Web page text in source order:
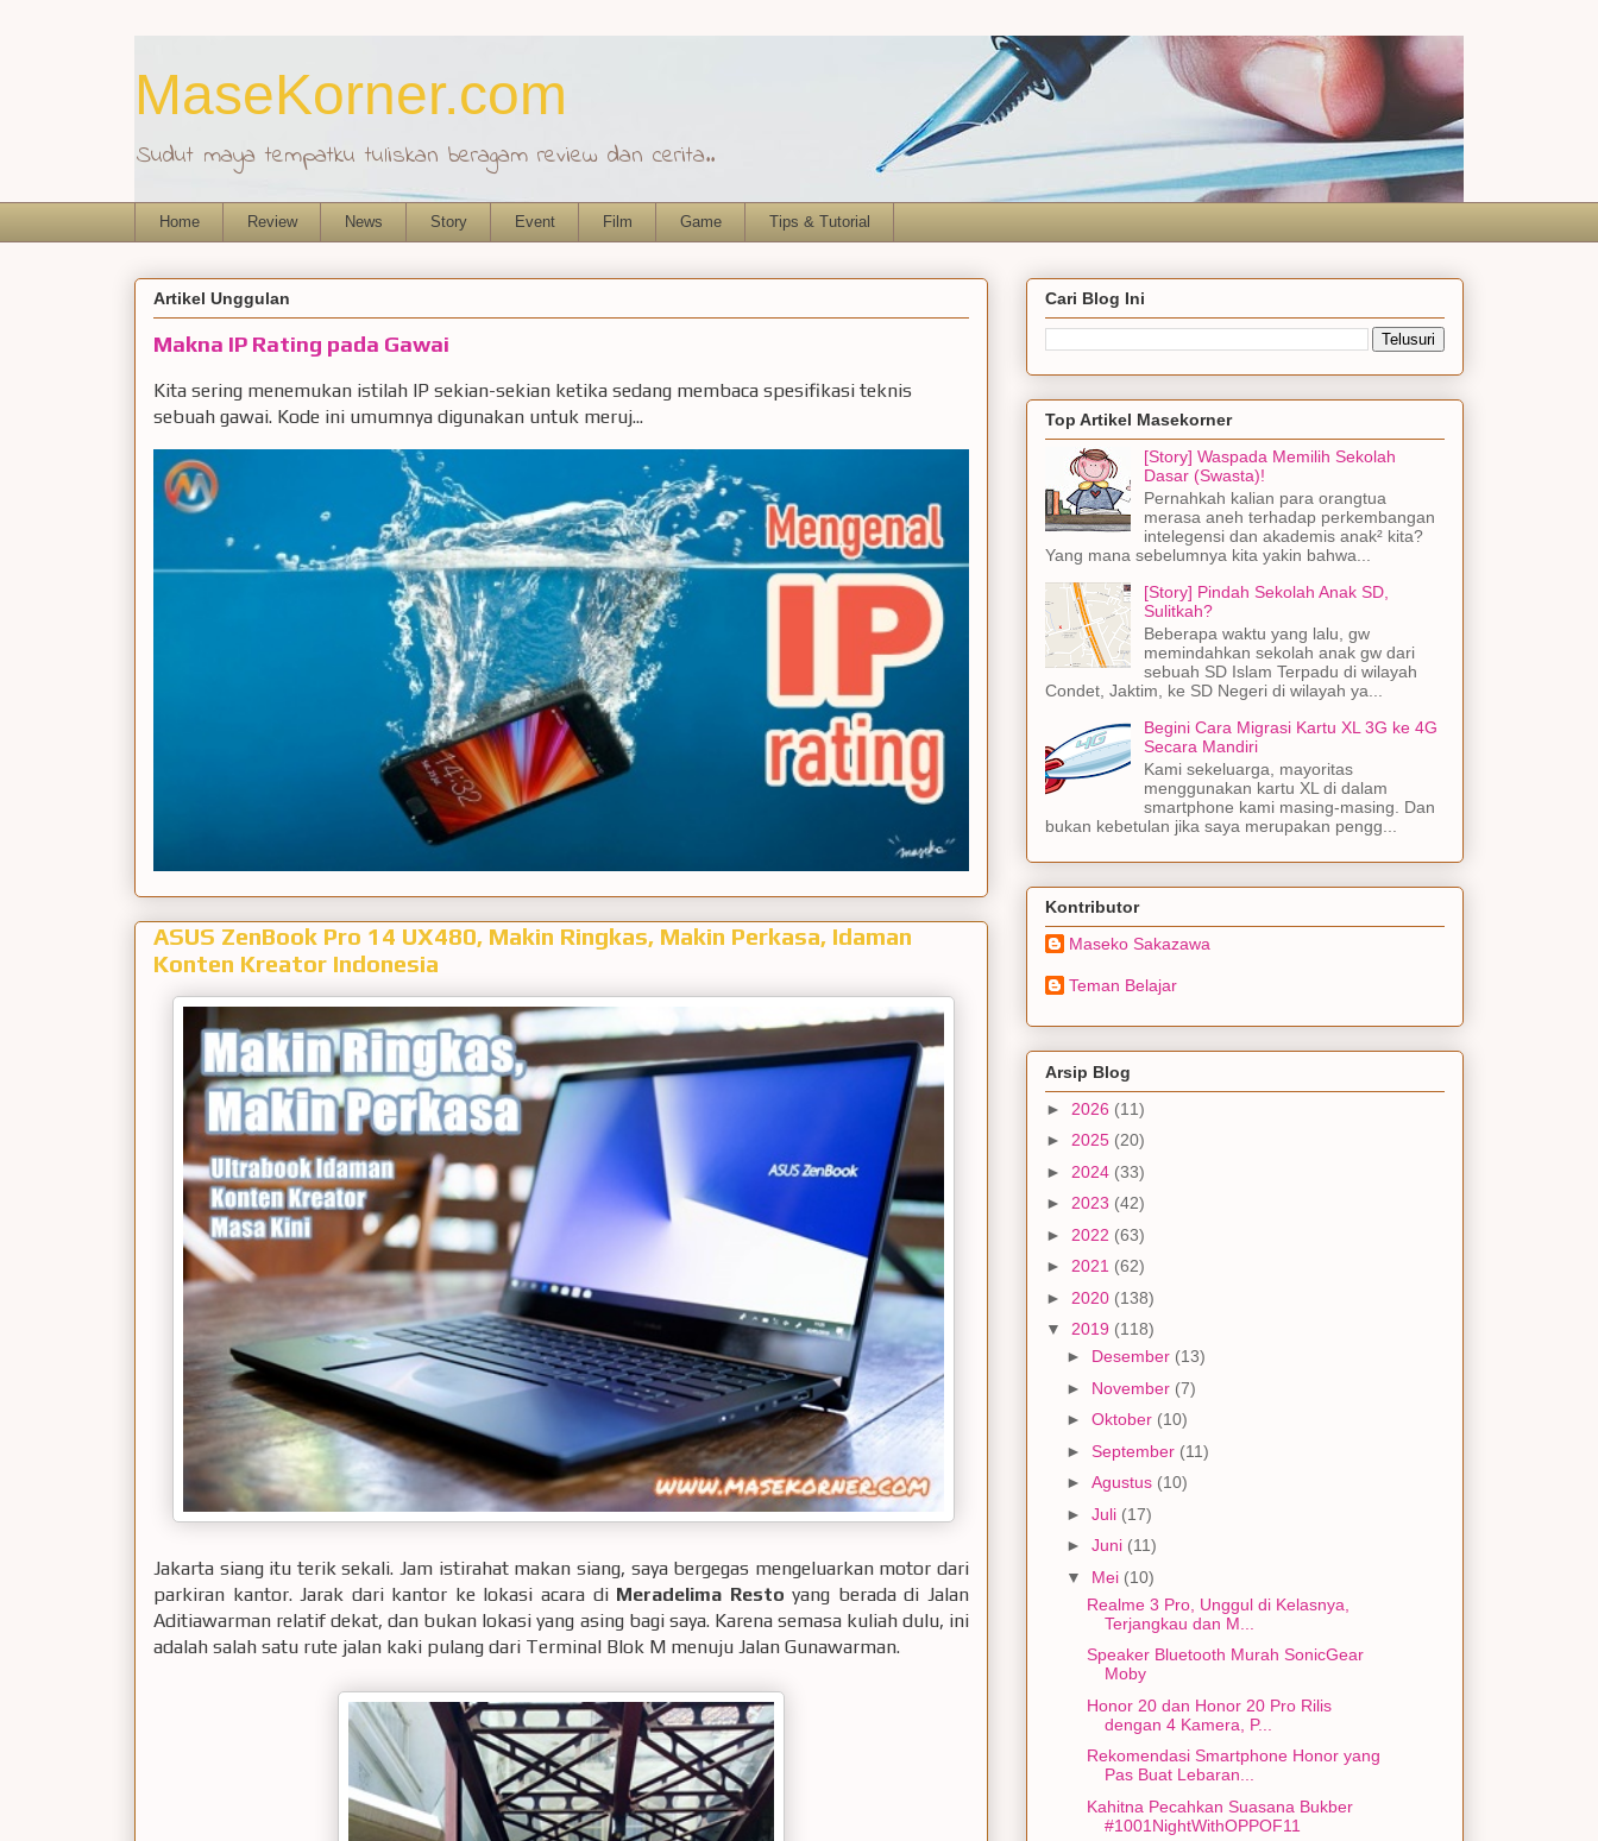
MaseKorner.com
Sudut maya tempatku tuliskan beragam review dan cerita..
Home Review News Story Event Film Game Tips & Tutorial
Artikel Unggulan
Makna IP Rating pada Gawai
Kita sering menemukan istilah IP sekian-sekian ketika sedang membaca spesifikasi teknis
sebuah gawai. Kode ini umumnya digunakan untuk meruj...
ASUS ZenBook Pro 14 UX480, Makin Ringkas, Makin Perkasa, Idaman
Konten Kreator Indonesia
Jakarta siang itu terik sekali. Jam istirahat makan siang, saya bergegas mengeluarkan motor dari
parkiran kantor. Jarak dari kantor ke lokasi acara di Meradelima Resto yang berada di Jalan
Aditiawarman relatif dekat, dan bukan lokasi yang asing bagi saya. Karena semasa kuliah dulu, ini
adalah salah satu rute jalan kaki pulang dari Terminal Blok M menuju Jalan Gunawarman.
Cari Blog Ini
Top Artikel Masekorner
[Story] Waspada Memilih Sekolah
Dasar (Swasta)!
Pernahkah kalian para orangtua
merasa aneh terhadap perkembangan
intelegensi dan akademis anak² kita?
Yang mana sebelumnya kita yakin bahwa...
[Story] Pindah Sekolah Anak SD,
Sulitkah?
Beberapa waktu yang lalu, gw
memindahkan sekolah anak gw dari
sebuah SD Islam Terpadu di wilayah
Condet, Jaktim, ke SD Negeri di wilayah ya...
Begini Cara Migrasi Kartu XL 3G ke 4G
Secara Mandiri
Kami sekeluarga, mayoritas
menggunakan kartu XL di dalam
smartphone kami masing-masing. Dan
bukan kebetulan jika saya merupakan pengg...
Kontributor
Maseko Sakazawa
Teman Belajar
Arsip Blog
► 2026 (11)
► 2025 (20)
► 2024 (33)
► 2023 (42)
► 2022 (63)
► 2021 (62)
► 2020 (138)
▼ 2019 (118)
► Desember (13)
► November (7)
► Oktober (10)
► September (11)
► Agustus (10)
► Juli (17)
► Juni (11)
▼ Mei (10)
Realme 3 Pro, Unggul di Kelasnya,
Terjangkau dan M...
Speaker Bluetooth Murah SonicGear
Moby
Honor 20 dan Honor 20 Pro Rilis
dengan 4 Kamera, P...
Rekomendasi Smartphone Honor yang
Pas Buat Lebaran...
Kahitna Pecahkan Suasana Bukber
#1001NightWithOPPOF11